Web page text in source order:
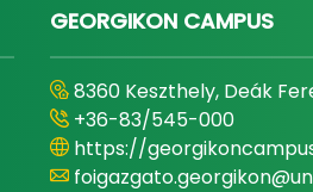
GEORGIKON CAMPUS
8360 Keszthely, Deák
+36-83/545-000
https://